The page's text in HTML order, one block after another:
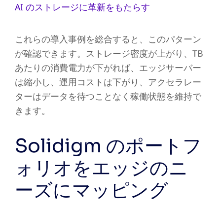
AI のストレージに革新をもたらす
これらの導入事例を総合すると、このパターン
が確認できます。ストレージ密度が上がり、TB
あたりの消費電力が下がれば、エッジサーバー
は縮小し、運用コストは下がり、アクセラレー
ターはデータを待つことなく稼働状態を維持で
きます。
Solidigm のポートフ
ォリオをエッジのニ
ーズにマッピング